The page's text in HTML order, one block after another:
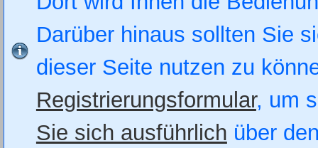
Darüber hinaus sollten Sie
dieser Seite nutzen zu
Registrierungsformular, um
Sie sich ausführlich über